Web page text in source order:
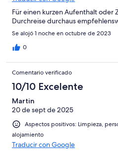
Für einen kurzen Aufenthalt oder
Durchreise durchaus
Se alojó 1 noche en octubre de 2023
0
Comentario verificado
10/10 Excelente
Martin
20 de sept de 2025
Aspectos positivos: Limpieza,
alojamiento
Traducir con Google